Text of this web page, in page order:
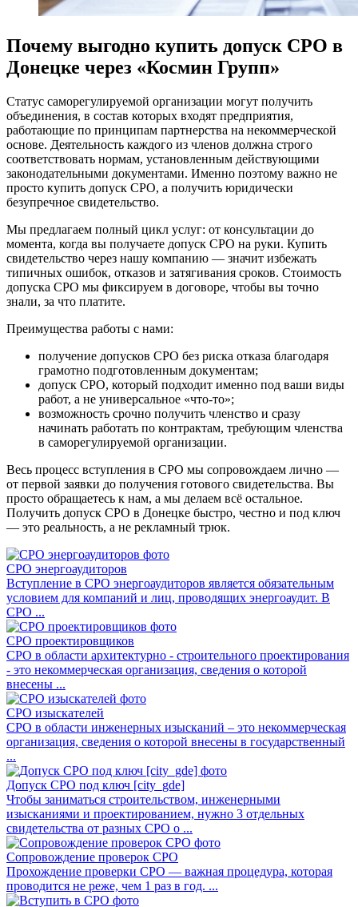
Почему выгодно купить допуск СРО в
Донецке через «Космин Групп»
Статус саморегулируемой организации могут получить
объединения, в состав которых входят предприятия,
работающие по принципам партнерства на некоммерческой
основе. Деятельность каждого из членов должна строго
соответствовать нормам, установленным действующими
законодательными документами. Именно поэтому важно не
просто купить допуск СРО, а получить юридически
безупречное свидетельство.
Мы предлагаем полный цикл услуг: от консультации до
момента, когда вы получаете допуск СРО на руки. Купить
свидетельство через нашу компанию — значит избежать
типичных ошибок, отказов и затягивания сроков. Стоимость
допуска СРО мы фиксируем в договоре, чтобы вы точно
знали, за что платите.
Преимущества работы с нами:
получение допусков СРО без риска отказа благодаря
грамотно подготовленным документам;
допуск СРО, который подходит именно под ваши виды
работ, а не универсальное «что-то»;
возможность срочно получить членство и сразу
начинать работать по контрактам, требующим членства
в саморегулируемой организации.
Весь процесс вступления в СРО мы сопровождаем лично —
от первой заявки до получения готового свидетельства. Вы
просто обращаетесь к нам, а мы делаем всё остальное.
Получить допуск СРО в Донецке быстро, честно и под ключ
— это реальность, а не рекламный трюк.
СРО энергоаудиторов
Вступление в СРО энергоаудиторов является обязательным
условием для компаний и лиц, проводящих энергоаудит. В
СРО ...
СРО проектировщиков
СРО в области архитектурно - строительного проектирования
- это некоммерческая организация, сведения о которой
внесены ...
СРО изыскателей
СРО в области инженерных изысканий – это некоммерческая
организация, сведения о которой внесены в государственный
...
Допуск СРО под ключ [city_gde]
Чтобы заниматься строительством, инженерными
изысканиями и проектированием, нужно 3 отдельных
свидетельства от разных СРО о ...
Сопровождение проверок СРО
Прохождение проверки СРО — важная процедура, которая
проводится не реже, чем 1 раз в год. ...